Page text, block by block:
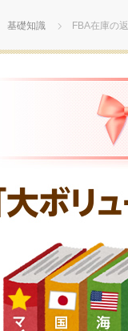
基礎知識 FBA在庫の